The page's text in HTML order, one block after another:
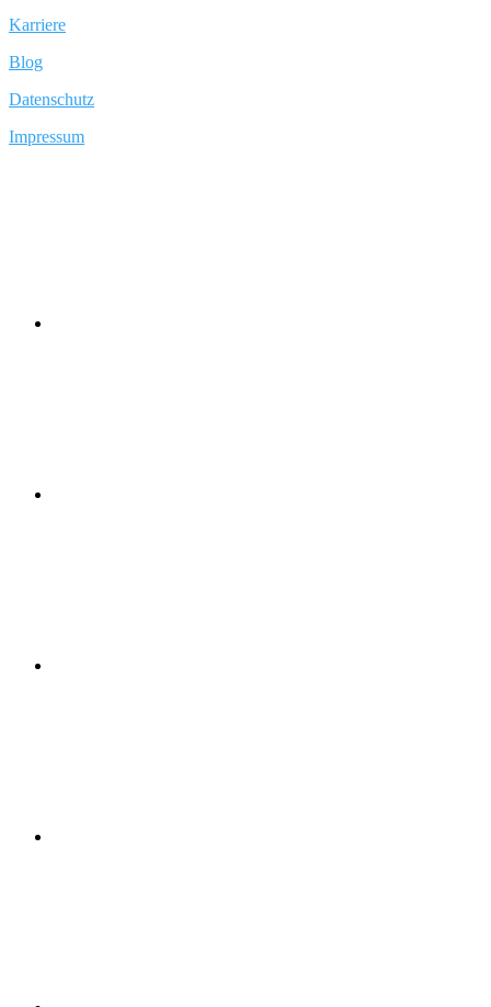
Karriere
Blog
Datenschutz
Impressum